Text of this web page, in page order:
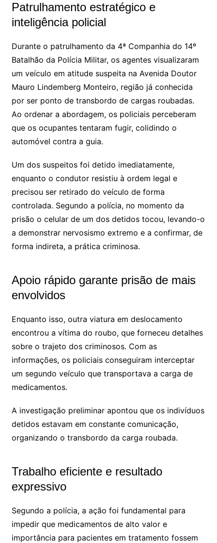
Patrulhamento estratégico e
inteligência policial
Durante o patrulhamento da 4ª Companhia do 14º
Batalhão da Polícia Militar, os agentes visualizaram
um veículo em atitude suspeita na Avenida Doutor
Mauro Lindemberg Monteiro, região já conhecida
por ser ponto de transbordo de cargas roubadas.
Ao ordenar a abordagem, os policiais perceberam
que os ocupantes tentaram fugir, colidindo o
automóvel contra a guia.
Um dos suspeitos foi detido imediatamente,
enquanto o condutor resistiu à ordem legal e
precisou ser retirado do veículo de forma
controlada. Segundo a polícia, no momento da
prisão o celular de um dos detidos tocou, levando-o
a demonstrar nervosismo extremo e a confirmar, de
forma indireta, a prática criminosa.
Apoio rápido garante prisão de mais
envolvidos
Enquanto isso, outra viatura em deslocamento
encontrou a vítima do roubo, que forneceu detalhes
sobre o trajeto dos criminosos. Com as
informações, os policiais conseguiram interceptar
um segundo veículo que transportava a carga de
medicamentos.
A investigação preliminar apontou que os indivíduos
detidos estavam em constante comunicação,
organizando o transbordo da carga roubada.
Trabalho eficiente e resultado
expressivo
Segundo a polícia, a ação foi fundamental para
impedir que medicamentos de alto valor e
importância para pacientes em tratamento fossem